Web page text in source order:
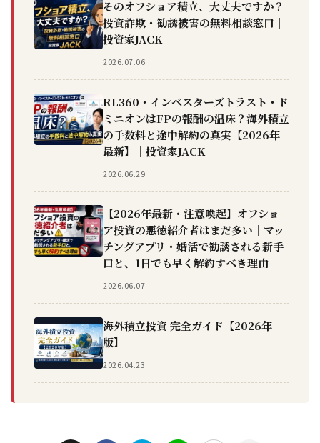
そのオフショア積立、大丈夫ですか？
投資詐欺・勧誘被害の無料相談窓口｜
投資家JACK
2026.07.06
RL360・インベスターズトラスト・ド
ミニオンはFPの報酬の温床？海外積立
の手数料と途中解約の真実【2026年
最新】｜投資家JACK
2026.06.29
【2026年最新・注意喚起】オフショ
ア投資の悪徳紹介者はまだ多い｜マッ
チングアプリ・婚活で勧誘される新手
口と、1日でも早く解約すべき理由
2026.06.07
海外積立投資 完全ガイド【2026年
版】
2026.04.23